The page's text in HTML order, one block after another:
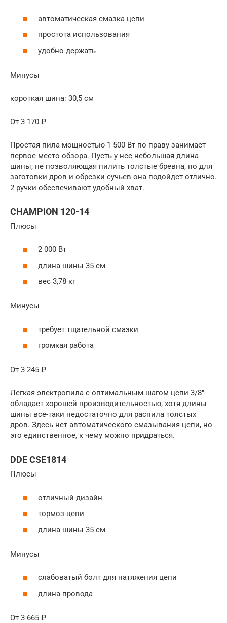
автоматическая смазка цепи
простота использования
удобно держать
Минусы
короткая шина: 30,5 см
От 3 170 ₽
Простая пила мощностью 1 500 Вт по праву занимает
первое место обзора. Пусть у нее небольшая длина
шины, не позволяющая пилить толстые бревна, но для
заготовки дров и обрезки сучьев она подойдет отлично.
2 ручки обеспечивают удобный хват.
CHAMPION 120-14
Плюсы
2 000 Вт
длина шины 35 см
вес 3,78 кг
Минусы
требует тщательной смазки
громкая работа
От 3 245 ₽
Легкая электропила с оптимальным шагом цепи 3/8″
обладает хорошей производительностью, хотя длины
шины все-таки недостаточно для распила толстых
дров. Здесь нет автоматического смазывания цепи, но
это единственное, к чему можно придраться.
DDE CSE1814
Плюсы
отличный дизайн
тормоз цепи
длина шины 35 см
Минусы
слабоватый болт для натяжения цепи
длина провода
От 3 665 ₽